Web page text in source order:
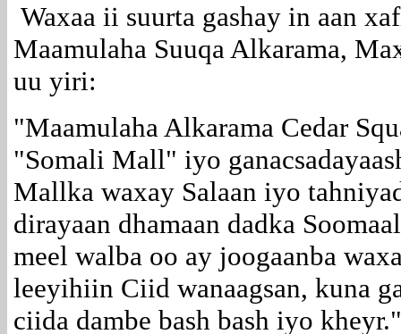
Waxaa ii suurta gashay in aan
Maamulaha Suuqa Alkarama,
uu yiri:
"Maamulaha Alkarama Cedar
"Somali Mall" iyo
Mallka waxay Salaan iyo
dirayaan dhamaan dadka
meel walba oo ay joogaanba
leeyihiin Ciid wanaagsan, kuna
ciida dambe bash bash iyo kheyr."